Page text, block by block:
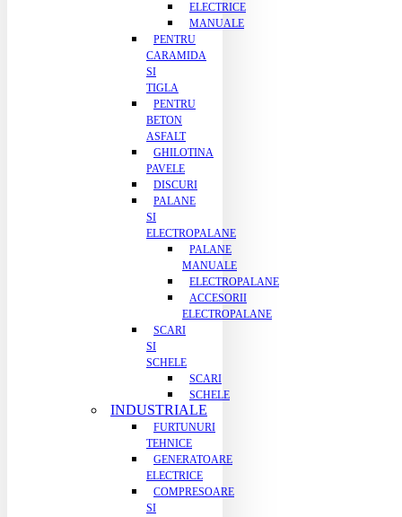
ELECTRICE
MANUALE
PENTRU
CARAMIDA
SI
TIGLA
PENTRU
BETON
ASFALT
GHILOTINA
PAVELE
DISCURI
PALANE
SI
ELECTROPALANE
PALANE
MANUALE
ELECTROPALANE
ACCESORII
ELECTROPALANE
SCARI
SI
SCHELE
SCARI
SCHELE
INDUSTRIALE
FURTUNURI
TEHNICE
GENERATOARE
ELECTRICE
COMPRESOARE
SI